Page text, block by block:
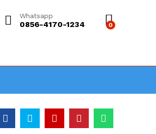
Whatsapp
0856-4170-1234 0